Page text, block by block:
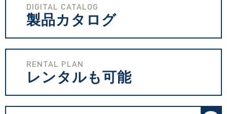
DIGITAL CATALOG
製品カタログ
RENTAL PLAN
レンタルも可能